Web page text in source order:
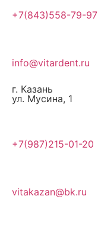
+7(843)558-79-97
info@vitardent.ru
г. Казань
ул. Мусина, 1
+7(987)215-01-20
vitakazan@bk.ru